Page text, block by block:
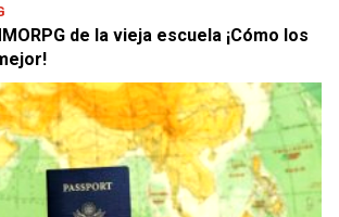
de la vieja escuela ¡Cómo los